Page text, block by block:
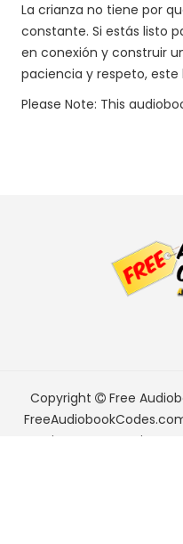
La crianza no tiene por
constante. Si estás listo
en conexión y construir
paciencia y respeto, este
Please Note: This
Copyright Free
Services LLC